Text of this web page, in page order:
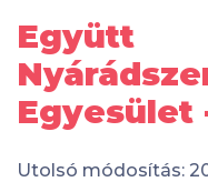
Együtt
Egyesület
Utolsó módosítás: